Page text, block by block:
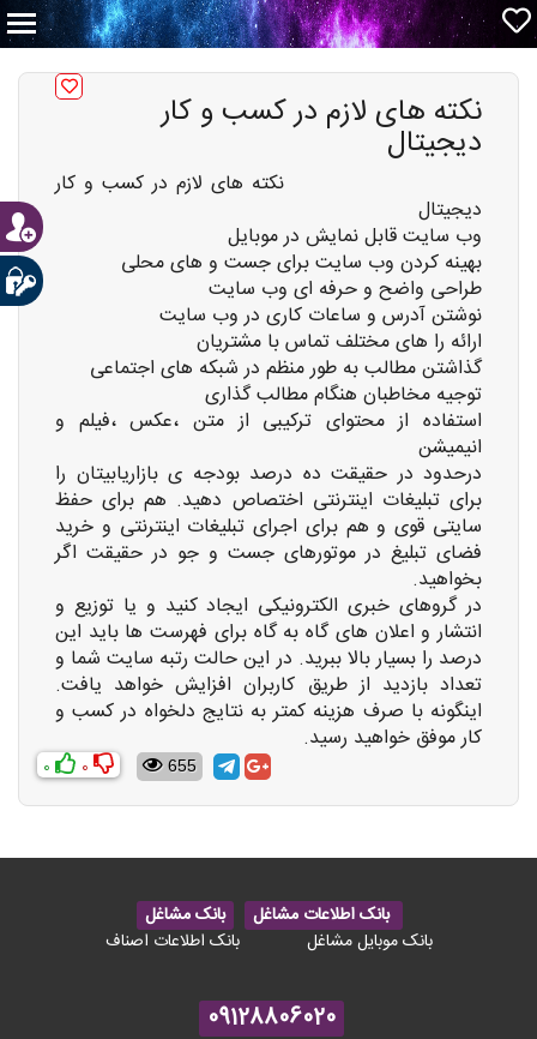
نکته های لازم در کسب و کار
دیجیتال
نکته های لازم در کسب و کار
دیجیتال
وب سایت قابل نمایش در موبایل
بهینه کردن وب سایت برای جست و های محلی
طراحی واضح و حرفه ای وب سایت
نوشتن آدرس و ساعات کاری در وب سایت
ارائه را های مختلف تماس با مشتریان
گذاشتن مطالب به طور منظم در شبکه های اجتماعی
توجیه مخاطبان هنگام مطالب گذاری
استفاده از محتوای ترکیبی از متن ،عکس ،فیلم و
انیمیشن
درحدود در حقیقت ده درصد بودجه ی بازاریابیتان را
برای تبلیغات اینترنتی اختصاص دهید. هم برای حفظ
سایتی قوی و هم برای اجرای تبلیغات اینترنتی و خرید
فضای تبلیغ در موتورهای جست و جو در حقیقت اگر
بخواهید.
در گروهای خبری الکترونیکی ایجاد کنید و یا توزیع و
انتشار و اعلان های گاه به گاه برای فهرست ها باید این
درصد را بسیار بالا ببرید. در این حالت رتبه سایت شما و
تعداد بازدید از طریق کاربران افزایش خواهد یافت.
اینگونه با صرف هزینه کمتر به نتایج دلخواه در کسب و
کار موفق خواهید رسید.
655
0
0
بانک اطلاعات مشاغل
بانک مشاغل
بانک موبایل مشاغل
بانک اطلاعات اصناف
09128806020